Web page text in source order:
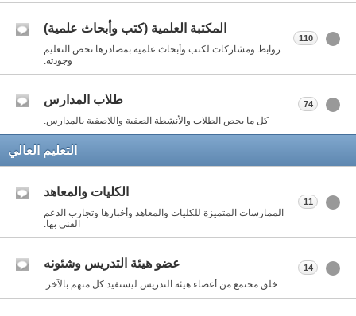
المكتبة العلمية (كتب وأبحاث علمية)
روابط ومشاركات لكتب وأبحاث علمية بمصادرها تخص التعليم
وجودته.
110
طلاب المدارس
كل ما يخص الطلاب والأنشطة الصفية واللاصفية بالمدارس.
74
التعليم العالي
الكليات والمعاهد
الممارسات المتميزة للكليات والمعاهد وأخبارها وتجارب الدعم
الفني بها.
11
عضو هيئة التدريس وشئونه
خلق مجتمع من أعضاء هيئة التدريس ليستفيد كل منهم بالآخر.
14